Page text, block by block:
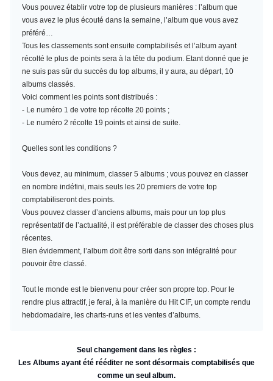
Vous pouvez établir votre top de plusieurs manières : l’album que
vous avez le plus écouté dans la semaine, l’album que vous avez
préféré…
Tous les classements sont ensuite comptabilisés et l’album ayant
récolté le plus de points sera à la tête du podium. Etant donné que je
ne suis pas sûr du succès du top albums, il y aura, au départ, 10
albums classés.
Voici comment les points sont distribués :
- Le numéro 1 de votre top récolte 20 points ;
- Le numéro 2 récolte 19 points et ainsi de suite.
Quelles sont les conditions ?
Vous devez, au minimum, classer 5 albums ; vous pouvez en classer
en nombre indéfini, mais seuls les 20 premiers de votre top
comptabiliseront des points.
Vous pouvez classer d’anciens albums, mais pour un top plus
représentatif de l’actualité, il est préférable de classer des choses plus
récentes.
Bien évidemment, l’album doit être sorti dans son intégralité pour
pouvoir être classé.
Tout le monde est le bienvenu pour créer son propre top. Pour le
rendre plus attractif, je ferai, à la manière du Hit CIF, un compte rendu
hebdomadaire, les charts-runs et les ventes d’albums.
Seul changement dans les règles :
Les Albums ayant été rééditer ne sont désormais comptabilisés que
comme un seul album.